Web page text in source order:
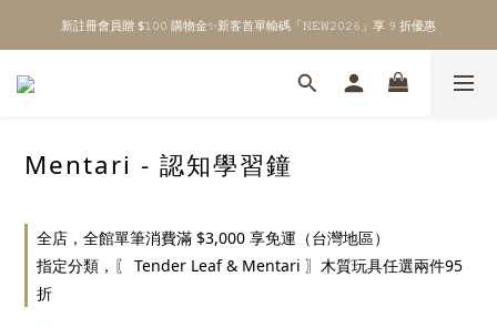
\ Welcome to 𝙻𝚒𝚝𝚝𝚕𝚎 𝙼𝚒𝚕𝚔𝚢 𝚆𝚊𝚢  ✨ For the Little Ones. /
新註冊會員贈 $𝟷𝟶𝟶 購物金✨新客首單輸碼「𝙽𝙴𝚆𝟸𝟶𝟸𝟼」享 𝟿 折優惠
全館單筆消費滿 $𝟹𝟶𝟶𝟶 即享免運 ⸝⁺ ✧ 台灣地區限定
Mentari - 認知學習鐘
全店，全館單筆消費滿 $3,000 享免運（台灣地區）
指定分類，〖 Tender Leaf & Mentari 〗木質玩具任選兩件95
折